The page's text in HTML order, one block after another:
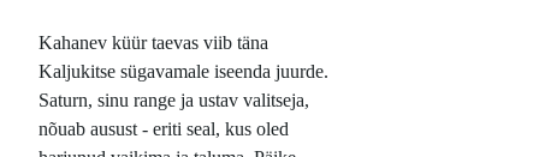
Kahanev küür taevas viib täna
Kaljukitse sügavamale iseenda juurde.
Saturn, sinu range ja ustav valitseja,
nõuab ausust - eriti seal, kus oled